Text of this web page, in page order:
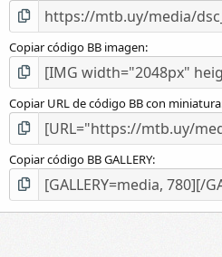
Copiar código BB imagen
Copiar URL de código BB con miniatura
Copiar código BB GALLERY